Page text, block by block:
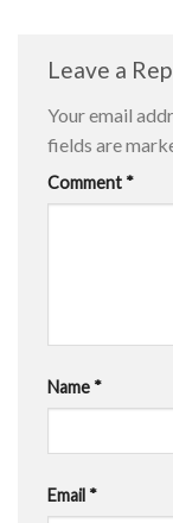
Leave a
Your email
fields are
Comment *
Name *
Email *